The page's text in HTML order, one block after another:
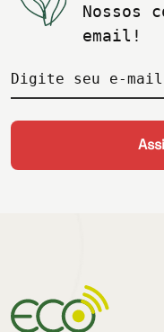
Nossos
email!
Digite seu e-mail